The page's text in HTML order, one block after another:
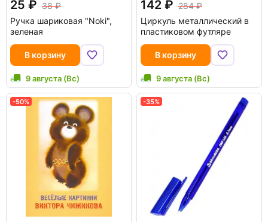
25
38
Ручка шариковая "Noki",
зеленая
В корзину
9 августа (Вс)
142
284
Циркуль металлический в
пластиковом футляре
В корзину
9 августа (Вс)
-50% -35%